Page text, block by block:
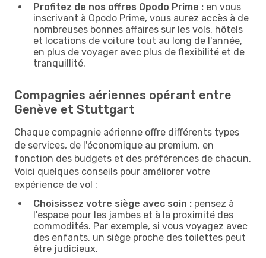
Profitez de nos offres Opodo Prime : en vous
inscrivant à Opodo Prime, vous aurez accès à de
nombreuses bonnes affaires sur les vols, hôtels
et locations de voiture tout au long de l'année,
en plus de voyager avec plus de flexibilité et de
tranquillité.
Compagnies aériennes opérant entre
Genève et Stuttgart
Chaque compagnie aérienne offre différents types
de services, de l'économique au premium, en
fonction des budgets et des préférences de chacun.
Voici quelques conseils pour améliorer votre
expérience de vol :
Choisissez votre siège avec soin : pensez à
l'espace pour les jambes et à la proximité des
commodités. Par exemple, si vous voyagez avec
des enfants, un siège proche des toilettes peut
être judicieux.